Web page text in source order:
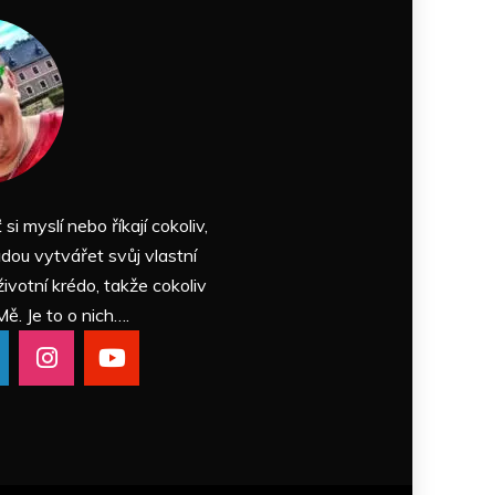
myslí nebo říkají cokoliv,
vytvářet svůj vlastní
krédo, takže cokoliv
Je to o nich….